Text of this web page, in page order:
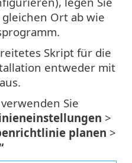
gleichen Ort ab wie
Skript für die
entweder mit
Sie
>
planen >